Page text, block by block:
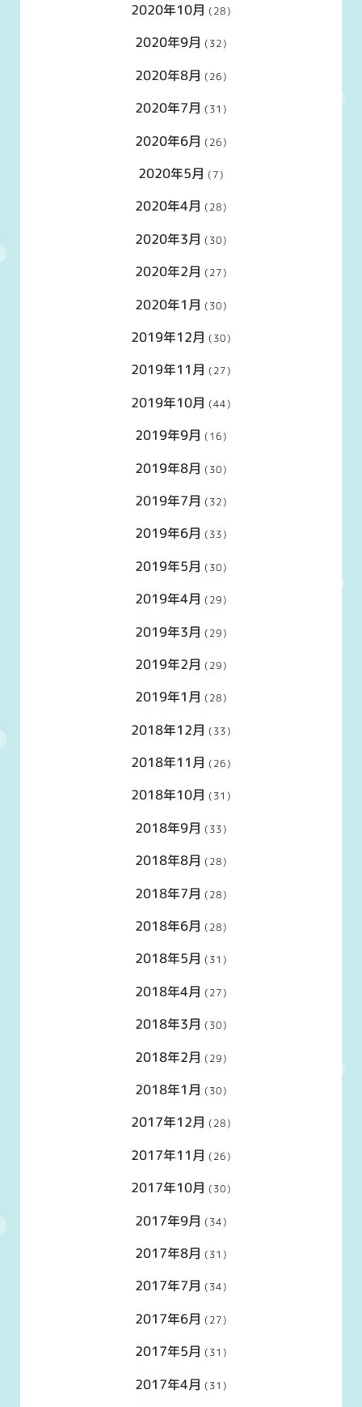
2020年10月 (28)
2020年9月 (32)
2020年8月 (26)
2020年7月 (31)
2020年6月 (26)
2020年5月 (7)
2020年4月 (28)
2020年3月 (30)
2020年2月 (27)
2020年1月 (30)
2019年12月 (30)
2019年11月 (27)
2019年10月 (44)
2019年9月 (16)
2019年8月 (30)
2019年7月 (32)
2019年6月 (33)
2019年5月 (30)
2019年4月 (29)
2019年3月 (29)
2019年2月 (29)
2019年1月 (28)
2018年12月 (33)
2018年11月 (26)
2018年10月 (31)
2018年9月 (33)
2018年8月 (28)
2018年7月 (28)
2018年6月 (28)
2018年5月 (31)
2018年4月 (27)
2018年3月 (30)
2018年2月 (29)
2018年1月 (30)
2017年12月 (28)
2017年11月 (26)
2017年10月 (30)
2017年9月 (34)
2017年8月 (31)
2017年7月 (34)
2017年6月 (27)
2017年5月 (31)
2017年4月 (31)